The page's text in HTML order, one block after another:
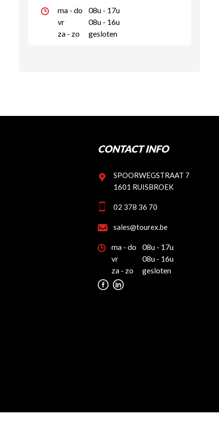
ma - do
08u - 17u
vr
08u - 16u
za - zo
gesloten
CONTACT INFO
SPOORWEGSTRAAT 7
1601 RUISBROEK
02 378 36 70
sales@tourex.be
ma - do
08u - 17u
vr
08u - 16u
za - zo
gesloten